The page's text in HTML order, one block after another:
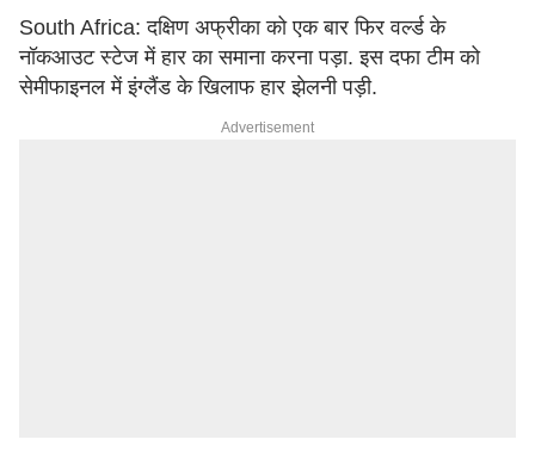
South Africa: दक्षिण अफ्रीका को एक बार फिर वर्ल्ड के
नॉकआउट स्टेज में हार का समाना करना पड़ा. इस दफा टीम को
सेमीफाइनल में इंग्लैंड के खिलाफ हार झेलनी पड़ी.
Advertisement